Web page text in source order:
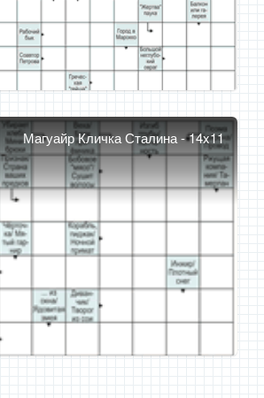
Магуайр Кличка Сталина - 14x11